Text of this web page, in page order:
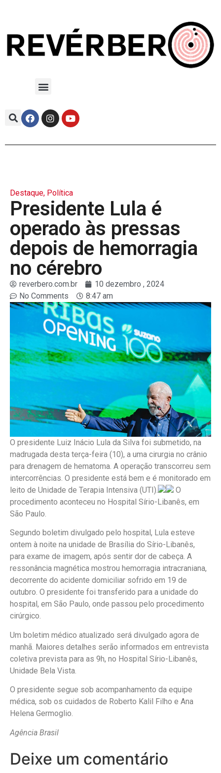
Destaque, Política
Presidente Lula é
operado às pressas
depois de hemorragia
no cérebro
reverbero.com.br
10 dezembro , 2024
No Comments
8:47 am
O presidente Luiz Inácio Lula da Silva foi submetido, na
madrugada desta terça-feira (10), a uma cirurgia no crânio
para drenagem de hematoma. A operação transcorreu sem
intercorrências. O presidente está bem e é monitorado em
leito de Unidade de Terapia Intensiva (UTI).
O
procedimento aconteceu no Hospital Sírio-Libanês, em
São Paulo.
Segundo boletim divulgado pelo hospital, Lula esteve
ontem à noite na unidade de Brasília do Sírio-Libanês,
para exame de imagem, após sentir dor de cabeça. A
ressonância magnética mostrou hemorragia intracraniana,
decorrente do acidente domiciliar sofrido em 19 de
outubro. O presidente foi transferido para a unidade do
hospital, em São Paulo, onde passou pelo procedimento
cirúrgico.
Um boletim médico atualizado será divulgado agora de
manhã. Maiores detalhes serão informados em entrevista
coletiva prevista para as 9h, no Hospital Sírio-Libanês,
Unidade Bela Vista.
O presidente segue sob acompanhamento da equipe
médica, sob os cuidados de Roberto Kalil Filho e Ana
Helena Germoglio.
Agência Brasil
Deixe um comentário